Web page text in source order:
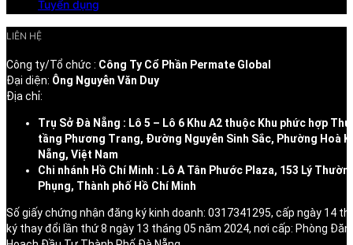
Tuyển dụng
LIÊN HỆ
Công ty/Tổ chức : Công Ty Cổ Phần Permate Global
Đại diện: Ông Nguyễn Văn Duy
Địa chỉ:
Trụ Sở Đà Nẵng : Lô 5 – Lô 6 Khu A2 thuộc Khu phức hợp
tầng Phương Trang, Đường Nguyễn Sinh Sắc, Phường Hoà
Nẵng, Việt Nam
Chi nhánh Hồ Chí Minh : Lô A Tân Phước Plaza, 153 Lý
Phụng, Thành phố Hồ Chí Minh
Số giấy chứng nhận đăng ký kinh doanh: 0317341295, cấp ngày 14
ký thay đổi lần thứ 8 ngày 13 tháng 05 năm 2024, nơi cấp: Phòng